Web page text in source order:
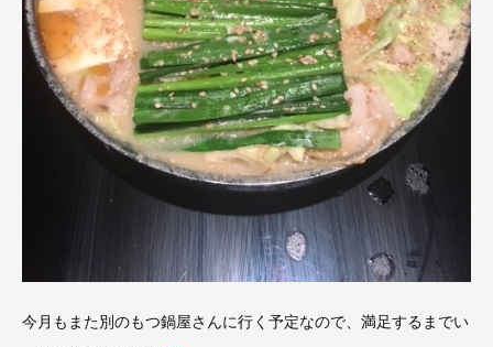
今月もまた別のもつ鍋屋さんに行く予定なので、満足するまでい